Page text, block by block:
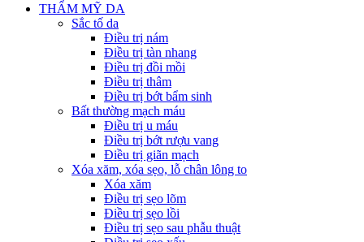
THẨM MỸ DA
Sắc tố da
Điều trị nám
Điều trị tàn nhang
Điều trị đồi mồi
Điều trị thâm
Điều trị bớt bẩm sinh
Bất thường mạch máu
Điều trị u máu
Điều trị bớt rượu vang
Điều trị giãn mạch
Xóa xăm, xóa sẹo, lỗ chân lông to
Xóa xăm
Điều trị sẹo lõm
Điều trị sẹo lồi
Điều trị sẹo sau phẫu thuật